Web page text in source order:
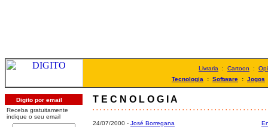
Livraria : Cartoon :
Tecnologia : Software : Jogos
Digito por email
Receba gratuitamente
indique o seu email
T E C N O L O G I A
. . . . . . . . . . . . . . . . . . . . . . . . . . . . . . . . . . . . . . . . . . . . . . . .
24/07/2000 - José Borregana